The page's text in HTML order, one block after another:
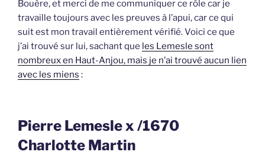
Bouère, et merci de me communiquer ce rôle car je
travaille toujours avec les preuves à l’apui, car ce qui
suit est mon travail entièrement vérifié. Voici ce que
j’ai trouvé sur lui, sachant que les Lemesle sont
nombreux en Haut-Anjou, mais je n’ai trouvé aucun lien
avec les miens :
Pierre Lemesle x /1670
Charlotte Martin